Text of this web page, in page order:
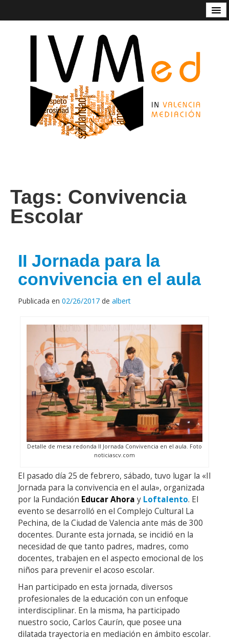
In Valencia Mediación
Listado de mediadoras/res
Nuestros servicios
Socios de honor de Ivmed
Tags: Convivencia
Escolar
II Jornada para la
convivencia en el aula
Publicada en 02/26/2017 de albert
Detalle de mesa redonda II Jornada Convivencia en el aula. Foto
noticiascv.com
El pasado día 25 de febrero, sábado, tuvo lugar la «II
Jornada para la convivencia en el aula», organizada
por la Fundación Educar Ahora y Loftalento. El
evento se desarrolló en el Complejo Cultural La
Pechina, de la Ciudad de Valencia ante más de 300
docentes. Durante esta jornada, se incidió en la
necesidad de que tanto padres, madres, como
docentes, trabajen en el aspecto emocional de los
niños para prevenir el acoso escolar.
Han participado en esta jornada, diversos
profesionales de la educación con un enfoque
interdisciplinar. En la misma, ha participado
nuestro socio, Carlos Caurín, que posee una
dilatada trayectoria en mediación en ámbito escolar.